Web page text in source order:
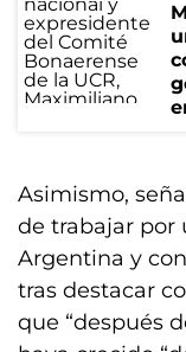
Asimismo,
de trabajar por
Argentina y
tras destacar
que “después